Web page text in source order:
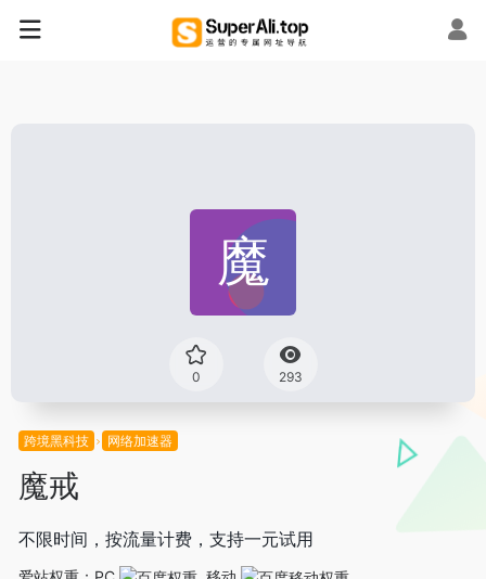
0 293
跨境黑科技 网络加速器
魔戒
不限时间，按流量计费，支持一元试用